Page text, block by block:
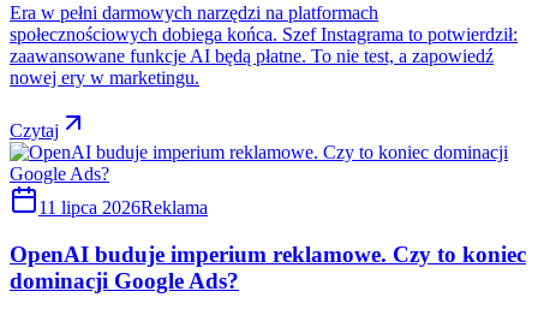
Era w pełni darmowych narzędzi na platformach
społecznościowych dobiega końca. Szef Instagrama to potwierdził:
zaawansowane funkcje AI będą płatne. To nie test, a zapowiedź
nowej ery w marketingu.
Czytaj
11 lipca 2026Reklama
OpenAI buduje imperium reklamowe. Czy to koniec
dominacji Google Ads?